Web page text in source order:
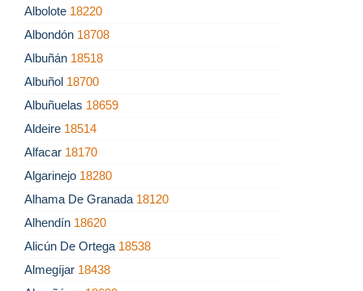
Albolote 18220
Albondón 18708
Albuñán 18518
Albuñol 18700
Albuñuelas 18659
Aldeire 18514
Alfacar 18170
Algarinejo 18280
Alhama De Granada 18120
Alhendín 18620
Alicún De Ortega 18538
Almegíjar 18438